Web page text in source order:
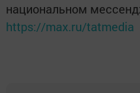
национальном
https://max.ru/tatmedia